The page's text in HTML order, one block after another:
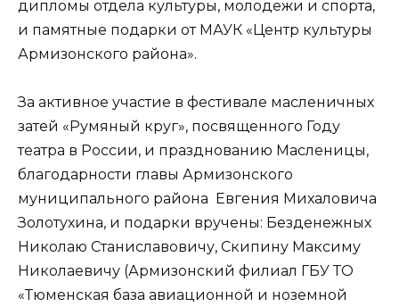
дипломы отдела культуры, молодежи и спорта,
и памятные подарки от МАУК «Центр культуры
Армизонского района».
За активное участие в фестивале масленичных
затей «Румяный круг», посвященного Году
театра в России, и празднованию Масленицы,
благодарности главы Армизонского
муниципального района Евгения Михаловича
Золотухина, и подарки вручены: Безденежных
Николаю Станиславовичу, Скипину Максиму
Николаевичу (Армизонский филиал ГБУ ТО
«Тюменская база авиационной и ноземной